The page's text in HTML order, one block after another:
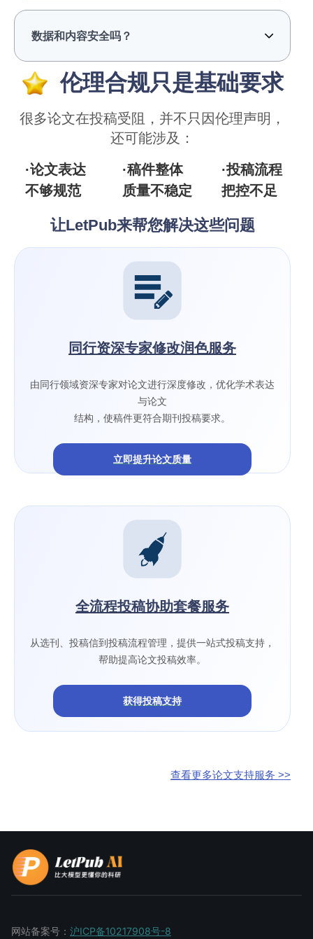
数据和内容安全吗？
伦理合规只是基础要求
很多论文在投稿受阻，并不只因伦理声明，
还可能涉及：
·论文表达
不够规范
·稿件整体
质量不稳定
·投稿流程
把控不足
让LetPub来帮您解决这些问题
同行资深专家修改润色服务
由同行领域资深专家对论文进行深度修改，优化学术表达
与论文
结构，使稿件更符合期刊投稿要求。
立即提升论文质量
全流程投稿协助套餐服务
从选刊、投稿信到投稿流程管理，提供一站式投稿支持，
帮助提高论文投稿效率。
获得投稿支持
查看更多论文支持服务 >>
网站备案号： 沪ICP备10217908号-8